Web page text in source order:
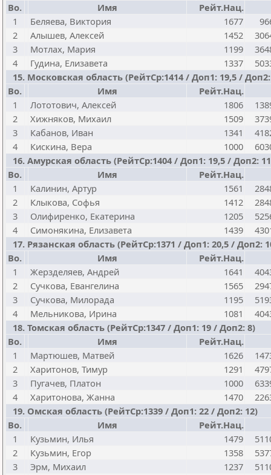
Bo.
Имя Рейт.Нац.
1
Беляева, Виктория 1677
2
Алышев, Алексей 1452
3
Мотлах, Мария 1199
4
Гудина, Елизавета 1337
15. Московская область (РейтСр:1414 / Доп1: 19,5 /
Bo.
Имя Рейт.Нац.
1
Лототович, Алексей 1806
2
Хижняков, Михаил 1509
3
Кабанов, Иван 1341
4
Кискина, Вера 1000
16. Амурская область (РейтСр:1404 / Доп1: 19,5 / Доп2:
Bo.
Имя Рейт.Нац.
1
Калинин, Артур 1561
2
Клыкова, Софья 1412
3
Олифиренко, Екатерина 1205
4
Симонякина, Елизавета 1439
17. Рязанская область (РейтСр:1371 / Доп1: 20,5 / Доп2:
Bo.
Имя Рейт.Нац.
1
Жерзделяев, Андрей 1641
2
Сучкова, Евангелина 1565
3
Сучкова, Милорада 1195
4
Мельникова, Ирина 1081
18. Томская область (РейтСр:1347 / Доп1: 19 / Доп2: 8)
Bo.
Имя Рейт.Нац.
1
Мартюшев, Матвей 1626
2
Харитонов, Тимур 1291
3
Пугачев, Платон 1000
4
Харитонова, Жанна 1470
19. Омская область (РейтСр:1339 / Доп1: 22 / Доп2: 12)
Bo.
Имя Рейт.Нац.
1
Кузьмин, Илья 1479
2
Кузьмин, Егор 1358
3
Эрм, Михаил 1237